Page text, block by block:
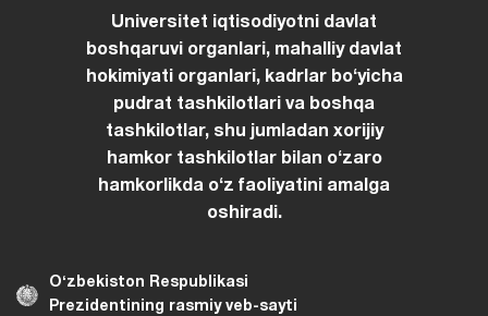
Universitet iqtisodiyotni davlat
boshqaruvi organlari, mahalliy davlat
hokimiyati organlari, kadrlar boʻyicha
pudrat tashkilotlari va boshqa
tashkilotlar, shu jumladan xorijiy
hamkor tashkilotlar bilan oʻzaro
hamkorlikda oʻz faoliyatini amalga
oshiradi.
Oʻzbekiston Respublikasi
Prezidentining rasmiy veb-sayti